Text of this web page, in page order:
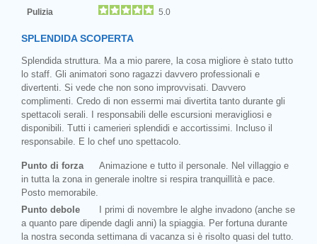
Pulizia
5.0
SPLENDIDA SCOPERTA
Splendida struttura. Ma a mio parere, la cosa migliore è stato tutto
lo staff. Gli animatori sono ragazzi davvero professionali e
divertenti. Si vede che non sono improvvisati. Davvero
complimenti. Credo di non essermi mai divertita tanto durante gli
spettacoli serali. I responsabili delle escursioni meravigliosi e
disponibili. Tutti i camerieri splendidi e accortissimi. Incluso il
responsabile. E lo chef uno spettacolo.
Punto di forza
Animazione e tutto il personale. Nel villaggio e
in tutta la zona in generale inoltre si respira tranquillità e pace.
Posto memorabile.
Punto debole
I primi di novembre le alghe invadono (anche se
a quanto pare dipende dagli anni) la spiaggia. Per fortuna durante
la nostra seconda settimana di vacanza si è risolto quasi del tutto.